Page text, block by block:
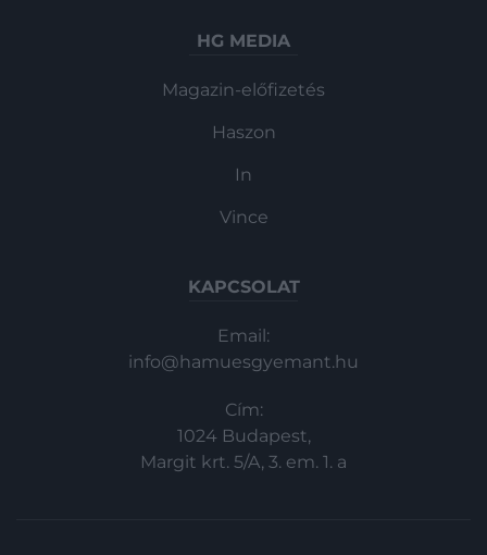
HG MEDIA
Magazin-előfizetés
Haszon
In
Vince
KAPCSOLAT
Email:
info@hamuesgyemant.hu
Cím:
1024 Budapest,
Margit krt. 5/A, 3. em. 1. a